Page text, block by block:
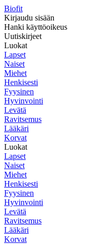
Biofit
Kirjaudu sisään
Hanki käyttöoikeus
Uutiskirjeet
Luokat
Lapset
Naiset
Miehet
Henkisesti
Fyysinen
Hyvinvointi
Levätä
Ravitsemus
Lääkäri
Korvat
Luokat
Lapset
Naiset
Miehet
Henkisesti
Fyysinen
Hyvinvointi
Levätä
Ravitsemus
Lääkäri
Korvat